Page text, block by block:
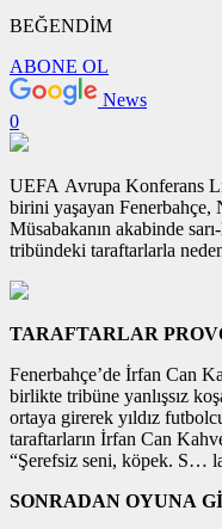
BEĞENDİM
ABONE OL
News
0
UEFA Avrupa Konferans
birini yaşayan Fenerbahçe,
Müsabakanın akabinde
tribündeki taraftarlarla
TARAFTARLAR
Fenerbahçe’de İrfan Can
birlikte tribüne yanlışsız
ortaya girerek yıldız
taraftarların İrfan Can
“Şerefsiz seni, köpek. S…
SONRADAN OYUNA